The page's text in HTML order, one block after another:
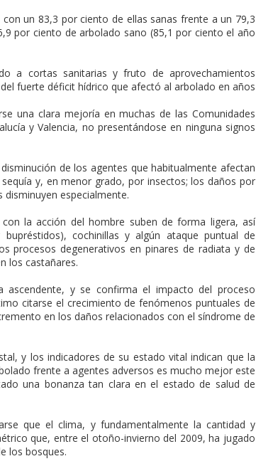
un 83,3 por ciento de ellas sanas frente a un 79,3
por ciento de arbolado sano (85,1 por ciento el año
a cortas sanitarias y fruto de aprovechamientos
fuerte déficit hídrico que afectó al arbolado en años
una clara mejoría en muchas de las Comunidades
y Valencia, no presentándose en ninguna signos
de los agentes que habitualmente afectan
y, en menor grado, por insectos; los daños por
especialmente.
la acción del hombre suben de forma ligera, así
cochinillas y algún ataque puntual de
procesos degenerativos en pinares de radiata y de
los castañares.
ascendente, y se confirma el impacto del proceso
citarse el crecimiento de fenómenos puntuales de
en los daños relacionados con el síndrome de
y los indicadores de su estado vital indican que la
frente a agentes adversos es mucho mejor este
una bonanza tan clara en el estado de salud de
que el clima, y fundamentalmente la cantidad y
que, entre el otoño-invierno del 2009, ha jugado
los bosques.